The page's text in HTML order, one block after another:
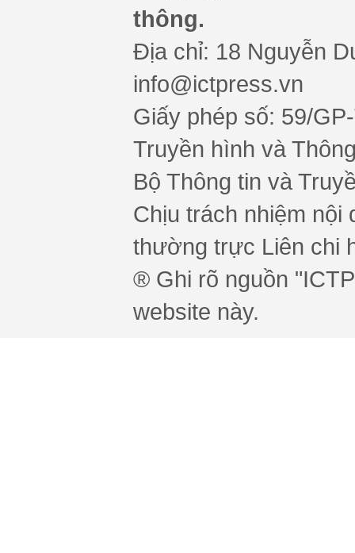
thông.
Địa chỉ: 18 Nguyễn
info@ictpress.vn
Giấy phép số: 59/
Truyền hình và
Bộ Thông tin và
Chịu trách nhiệm nội
thường trực Liên chi
® Ghi rõ nguồn
website này.